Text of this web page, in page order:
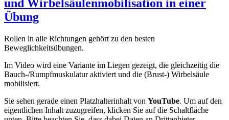
und Wirbelsäulenmobilisation in einer
Übung
Rollen in alle Richtungen gehört zu den besten
Beweglichkeitsübungen.
Im Video wird eine Variante im Liegen gezeigt, die gleichzeitig die
Bauch-/Rumpfmuskulatur aktiviert und die (Brust-) Wirbelsäule
mobilisiert.
Sie sehen gerade einen Platzhalterinhalt von YouTube. Um auf den
eigentlichen Inhalt zuzugreifen, klicken Sie auf die Schaltfläche